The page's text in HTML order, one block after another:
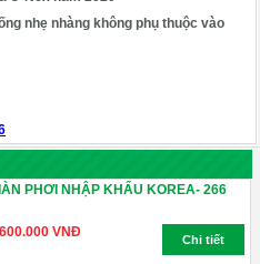
nhẹ nhàng không phụ thuộc vào
PHƠI NHẬP KHẨU KOREA- 266
VNĐ Chi tiết